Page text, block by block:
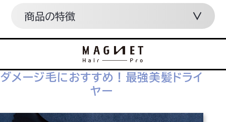
商品の特徴
ダメージ毛におすすめ！最強美髪ドライ
ヤー